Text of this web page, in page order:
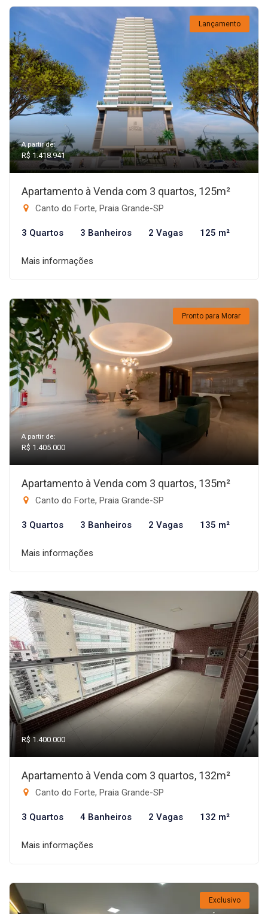
Lançamento
A partir de:
R$ 1.418.941
Apartamento à Venda com 3 quartos, 125m²
Canto do Forte, Praia Grande-SP
3 Quartos 3 Banheiros 2 Vagas 125 m²
Mais informações
Pronto para Morar
A partir de:
R$ 1.405.000
Apartamento à Venda com 3 quartos, 135m²
Canto do Forte, Praia Grande-SP
3 Quartos 3 Banheiros 2 Vagas 135 m²
Mais informações
R$ 1.400.000
Apartamento à Venda com 3 quartos, 132m²
Canto do Forte, Praia Grande-SP
3 Quartos 4 Banheiros 2 Vagas 132 m²
Mais informações
Exclusivo